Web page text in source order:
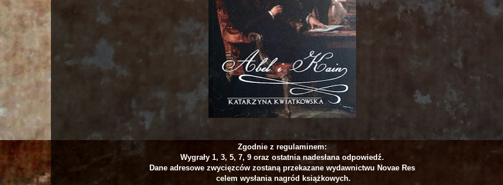
Zgodnie z regulaminem:
Wygrały 1, 3, 5, 7, 9 oraz ostatnia nadesłana odpowiedź.
Dane adresowe zwycięzców zostaną przekazane wydawnictwu Novae Res
celem wysłania nagród książkowych.